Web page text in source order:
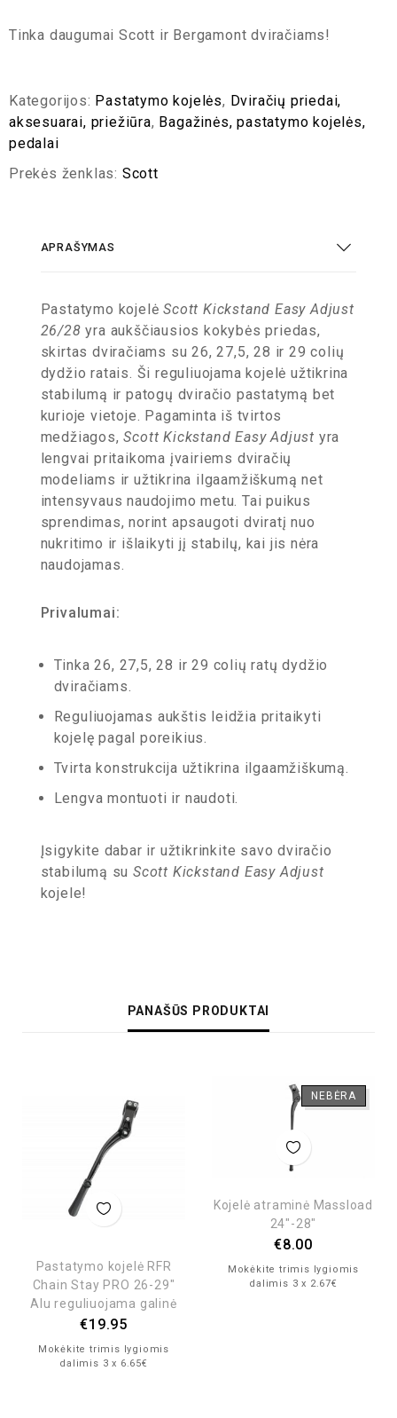
Tinka daugumai Scott ir Bergamont dviračiams!
Kategorijos: Pastatymo kojelės, Dviračių priedai,
aksesuarai, priežiūra, Bagažinės, pastatymo kojelės,
pedalai
Prekės ženklas: Scott
APRAŠYMAS
Pastatymo kojelėScott Kickstand Easy Adjust
26/28 yra aukščiausios kokybės priedas,
skirtas dviračiams su 26, 27,5, 28 ir 29 colių
dydžio ratais. Ši reguliuojama kojelė užtikrina
stabilumą ir patogų dviračio pastatymą bet
kurioje vietoje. Pagaminta iš tvirtos
medžiagos,Scott Kickstand Easy Adjust yra
lengvai pritaikoma įvairiems dviračių
modeliams ir užtikrina ilgaamžiškumą net
intensyvaus naudojimo metu. Tai puikus
sprendimas, norint apsaugoti dviratį nuo
nukritimo ir išlaikyti jį stabilų, kai jis nėra
naudojamas.
Privalumai:
Tinka 26, 27,5, 28 ir 29 colių ratų dydžio
dviračiams.
Reguliuojamas aukštis leidžia pritaikyti
kojelę pagal poreikius.
Tvirta konstrukcija užtikrina ilgaamžiškumą.
Lengva montuoti ir naudoti.
Įsigykite dabar ir užtikrinkite savo dviračio
stabilumą su Scott Kickstand Easy Adjust
kojele!
PANAŠŪS PRODUKTAI
Pastatymo kojelė RFR
Chain Stay PRO 26-29″
Alu reguliuojama galinė
€19.95
Mokėkite trimis lygiomis
dalimis 3 x 6.65€
NEBĖRA
Kojelė atraminė Massload
24″-28″
€8.00
Mokėkite trimis lygiomis
dalimis 3 x 2.67€